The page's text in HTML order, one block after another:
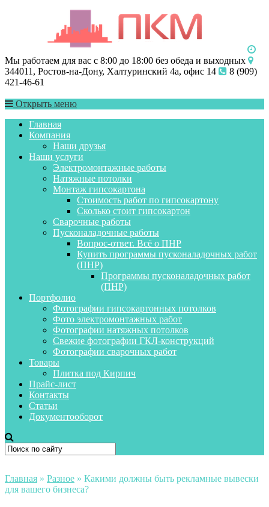
Мы работаем для вас с 8:00 до 18:00 без обеда и выходных
344011, Ростов-на-Дону, Халтуринский 4а, офис 14
8 (909)
421-46-61
Открыть меню
Главная
Компания
Наши друзья
Наши услуги
Электромонтажные работы
Натяжные потолки
Монтаж гипсокартона
Стоимость работ по гипсокартону
Сколько стоит гипсокартон
Сварочные работы
Пусконаладочные работы
Вопрос-ответ. Всё о ПНР
Купить программы пусконаладочных работ
(ПНР)
Программы пусконаладочных работ
(ПНР)
Портфолио
Фотографии гипсокартонных потолков
Фото электромонтажных работ
Фотографии натяжных потолков
Свежие фотографии ГКЛ-конструкций
Фотографии сварочных работ
Товары
Плитка под Кирпич
Прайс-лист
Контакты
Статьи
Документооборот
Главная » Разное » Какими должны быть рекламные вывески
для вашего бизнеса?